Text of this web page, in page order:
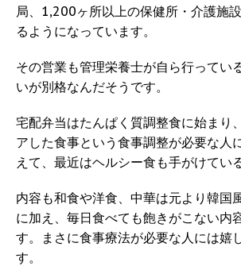
局、1,200ヶ所以上の保健所・介護施
るようになっています。
その営業も管理栄養士が自ら行ってい
いが別格なんだそうです。
宅配弁当はたんぱく質調整食に始まり
アした食事という食事調整が必要な人
えて、最近はヘルシー食も手がけてい
内容も和食や洋食、中華は元より韓国
に加え、毎日食べても飽きがこない内
す。まさに食事療法が必要な人には嬉
す。